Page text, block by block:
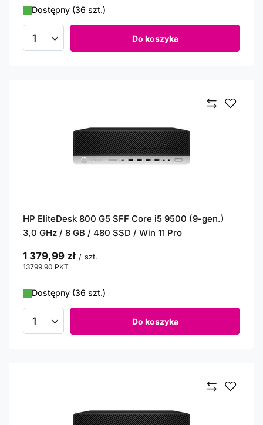
Dostępny (36 szt.)
Ilość produktów Do koszyka
HP EliteDesk 800 G5 SFF Core i5 9500 (9-gen.)
3,0 GHz / 8 GB / 480 SSD / Win 11 Pro
1 379,99 zł / szt.
13799.90 PKT
Dostępny (36 szt.)
Ilość produktów Do koszyka